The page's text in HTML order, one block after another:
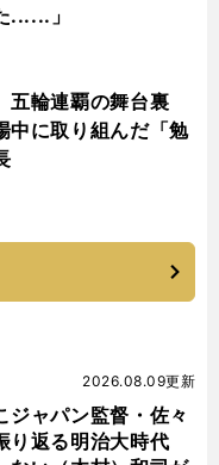
......」
五輪連覇の舞台裏
中に取り組んだ「勉
ジャパン監督・佐々
り返る明治大時代
2026.08.09更新